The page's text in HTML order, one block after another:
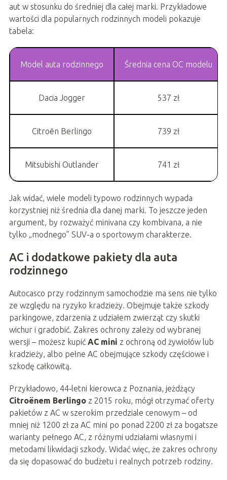
aut w stosunku do średniej dla całej marki. Przykładowe
wartości dla popularnych rodzinnych modeli pokazuje
tabela:
Model auta rodzinnego Średnia cena OC modelu
Dacia Jogger 537 zł
Citroën Berlingo 739 zł
Mitsubishi Outlander 741 zł
Jak widać, wiele modeli typowo rodzinnych wypada
korzystniej niż średnia dla danej marki. To jeszcze jeden
argument, by rozważyć minivana czy kombivana, a nie
tylko „modnego” SUV-a o sportowym charakterze.
AC i dodatkowe pakiety dla auta
rodzinnego
Autocasco przy rodzinnym samochodzie ma sens nie tylko
ze względu na ryzyko kradzieży. Obejmuje także szkody
parkingowe, zdarzenia z udziałem zwierząt czy skutki
wichur i gradobić. Zakres ochrony zależy od wybranej
wersji – możesz kupić AC mini z ochroną od żywiołów lub
kradzieży, albo pełne AC obejmujące szkody częściowe i
szkodę całkowitą.
Przykładowo, 44‑letni kierowca z Poznania, jeżdżący
Citroënem Berlingoz 2015 roku, mógł otrzymać oferty
pakietów z AC w szerokim przedziale cenowym – od
mniej niż 1200 zł za AC mini po ponad 2200 zł za bogatsze
warianty pełnego AC, z różnymi udziałami własnymi i
metodami likwidacji szkody. Widać więc, że zakres ochrony
da się dopasować do budżetu i realnych potrzeb rodziny.